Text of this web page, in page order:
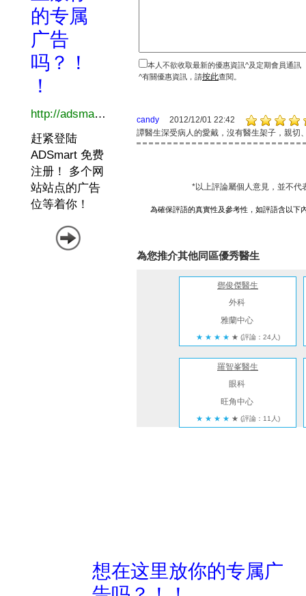
本人不欲收取最新的優惠資訊^及定期會員通訊
^有關優惠資訊，請按此查閱。
candy
2012/12/01 22:42
譚醫生深受病人的愛戴，沒有醫生架子，親切
*以上評論屬個人意見，並不代
為確保評語的真實性及參考性，如評語含以下
為您推介其他同區優秀醫生
鄧俊傑醫生
外科
雅蘭中心
★ ★ ★ ★ ★ (評論：24人)
羅智峯醫生
眼科
旺角中心
★ ★ ★ ★ ★ (評論：11人)